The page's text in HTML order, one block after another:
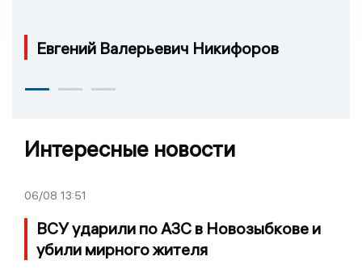
Евгений Валерьевич Никифоров
Интересные новости
06/08 13:51
ВСУ ударили по АЗС в Новозыбкове и
убили мирного жителя